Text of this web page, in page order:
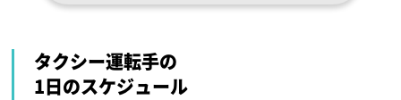
タクシー運転手の
1日のスケジュール